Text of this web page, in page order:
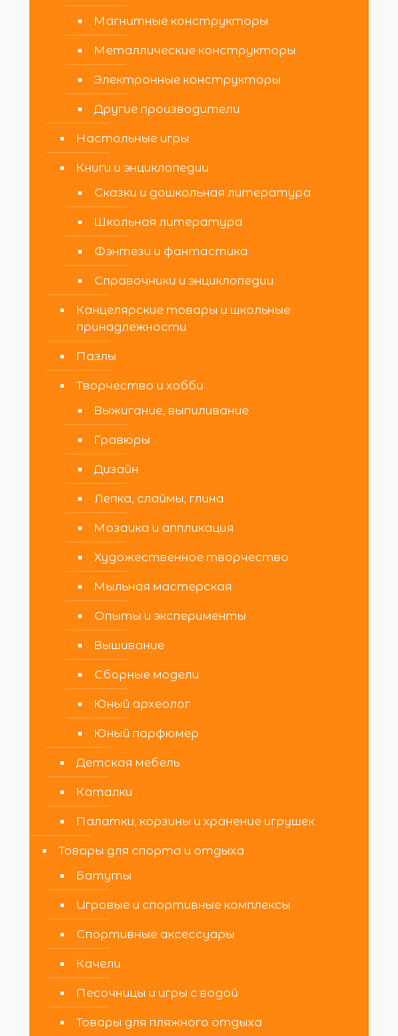
Магнитные конструкторы
Металлические конструкторы
Электронные конструкторы
Другие производители
Настольные игры
Книги и энциклопедии
Сказки и дошкольная литература
Школьная литература
Фэнтези и фантастика
Справочники и энциклопедии
Канцелярские товары и школьные
принадлежности
Пазлы
Творчество и хобби
Выжигание, выпиливание
Гравюры
Дизайн
Лепка, слаймы, глина
Мозаика и аппликация
Художественное творчество
Мыльная мастерская
Опыты и эксперименты
Вышивание
Сборные модели
Юный археолог
Юный парфюмер
Детская мебель
Каталки
Палатки, корзины и хранение игрушек
Товары для спорта и отдыха
Батуты
Игровые и спортивные комплексы
Спортивные аксессуары
Качели
Песочницы и игры с водой
Товары для пляжного отдыха